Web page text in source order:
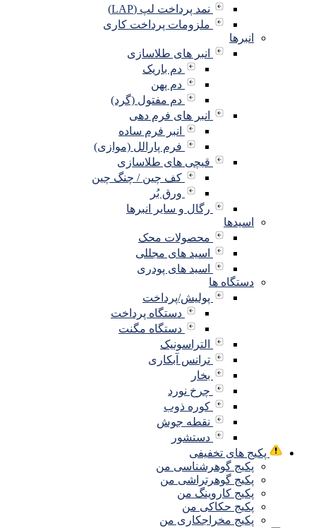
نمد پرداخت لپ (LAP)
ملزومات پرداخت کاری
انبرها
انبر های طلاسازی
دم باریک
دم پهن
دم مفتول (گرد)
انبر های فرم دهی
انبر فرم ساده
فرم پارالل (موازی)
قیچی های طلاسازی
کف چین / چنگ چین
ورق بُر
رگال و سایر انبرها
اسیدها
محصولات محک
اسید های مجللی
اسید های پودری
دستگاه ها
پولیش/پرداخت
دستگاه پرداخت
دستگاه مگنت
التراسونیک
ترانس آبکاری
بخار
چرخ نورد
کوره ذوب
نقطه جوش
دستشور
پکیج های تخفیفی
پکیج گوهرشناسی من
پکیج گوهرتراشی من
پکیج کاروینگ من
پکیج حکاکی من
پکیج مخراجکاری من